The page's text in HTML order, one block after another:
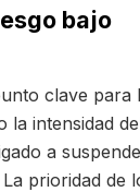
bajo
clave para
la intensidad
a
prioridad de